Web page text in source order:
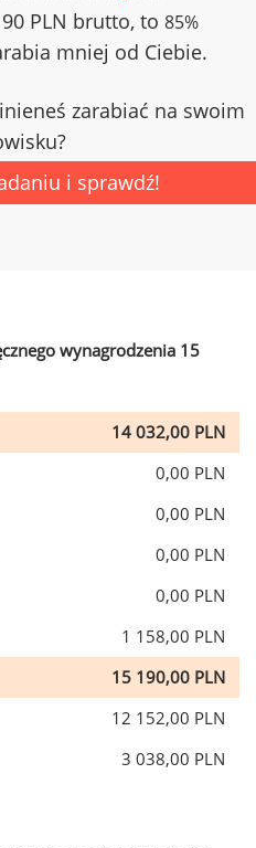
PLN brutto, to 85%
mniej od Ciebie.
zarabiać na swoim
i sprawdź!
wynagrodzenia 15
14 032,00 PLN
0,00 PLN
0,00 PLN
0,00 PLN
0,00 PLN
1 158,00 PLN
15 190,00 PLN
12 152,00 PLN
3 038,00 PLN